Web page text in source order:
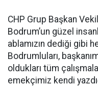
CHP Grup Başkan
Bodrum’un güzel
ablamızın dediği gibi
Bodrumluları,
oldukları tüm
emekçimiz kendi